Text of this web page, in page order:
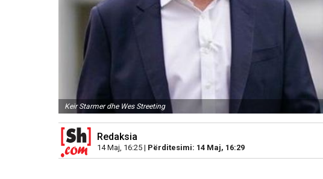
Keir Starmer dhe Wes Streeting
Redaksia
14 Maj, 16:25 | Përditesimi: 14 Maj, 16:29